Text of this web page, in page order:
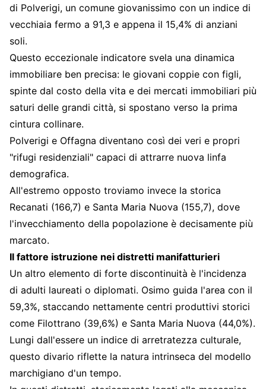
di Polverigi, un comune giovanissimo con un indice di
vecchiaia fermo a 91,3 e appena il 15,4% di anziani
soli.
Questo eccezionale indicatore svela una dinamica
immobiliare ben precisa: le giovani coppie con figli,
spinte dal costo della vita e dei mercati immobiliari più
saturi delle grandi città, si spostano verso la prima
cintura collinare.
Polverigi e Offagna diventano così dei veri e propri
"rifugi residenziali" capaci di attrarre nuova linfa
demografica.
All'estremo opposto troviamo invece la storica
Recanati (166,7) e Santa Maria Nuova (155,7), dove
l'invecchiamento della popolazione è decisamente più
marcato.
Il fattore istruzione nei distretti manifatturieri
Un altro elemento di forte discontinuità è l'incidenza
di adulti laureati o diplomati. Osimo guida l'area con il
59,3%, staccando nettamente centri produttivi storici
come Filottrano (39,6%) e Santa Maria Nuova (44,0%).
Lungi dall'essere un indice di arretratezza culturale,
questo divario riflette la natura intrinseca del modello
marchigiano d'un tempo.